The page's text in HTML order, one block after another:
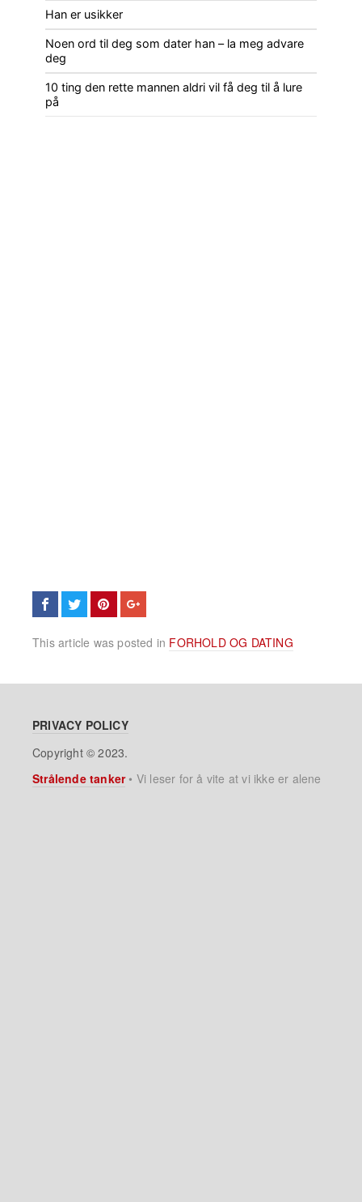
Han er usikker
Noen ord til deg som dater han – la meg advare
deg
10 ting den rette mannen aldri vil få deg til å lure
på
This article was posted in FORHOLD OG DATING
PRIVACY POLICY
Copyright © 2023.
Strålende tanker• Vi leser for å vite at vi ikke er alene